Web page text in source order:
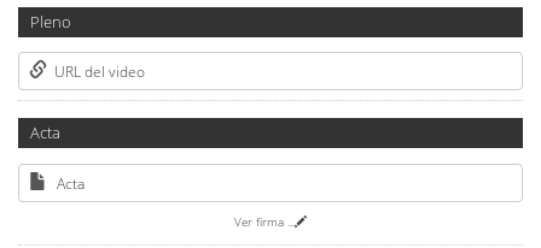
Pleno
URL del video
Acta
Acta
Ver firma